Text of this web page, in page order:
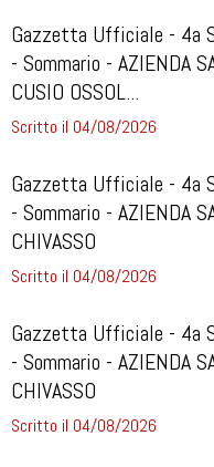
Gazzetta Ufficiale - 4a
- Sommario - AZIENDA
CUSIO OSSOL...
Scritto il 04/08/2026
Gazzetta Ufficiale - 4a
- Sommario - AZIENDA
CHIVASSO
Scritto il 04/08/2026
Gazzetta Ufficiale - 4a
- Sommario - AZIENDA
CHIVASSO
Scritto il 04/08/2026